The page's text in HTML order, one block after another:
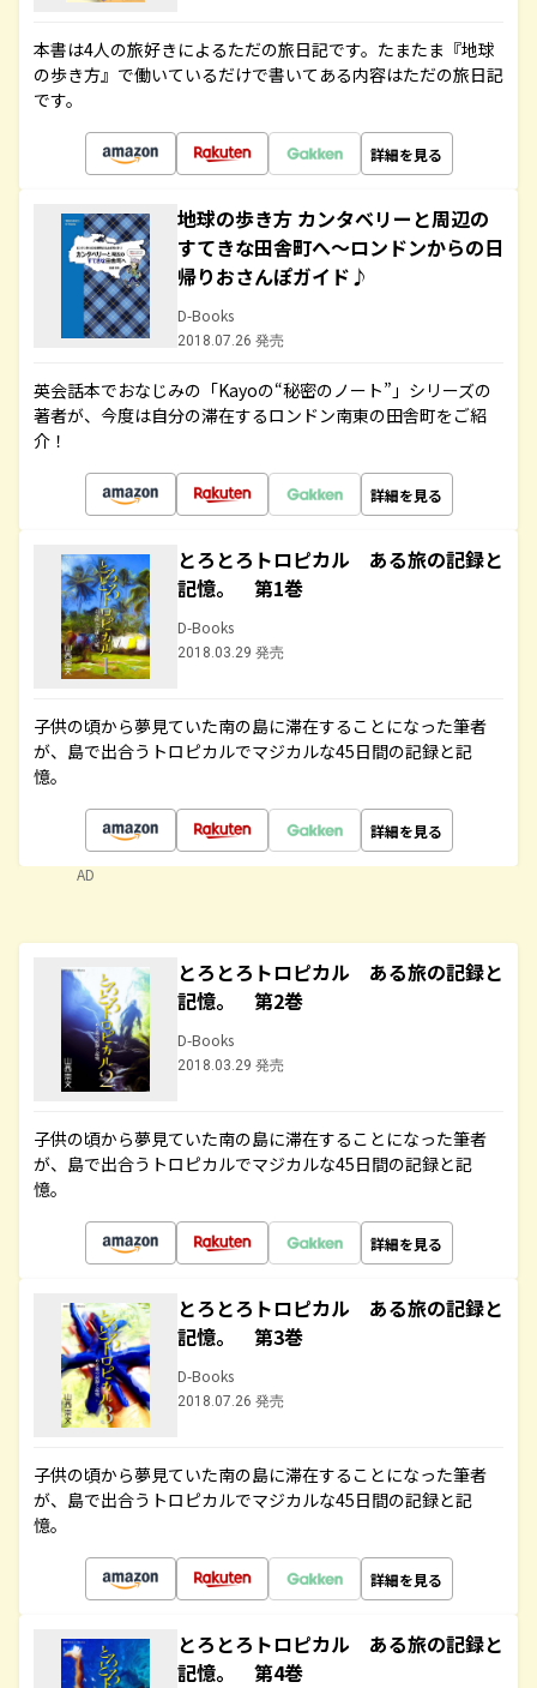
本書は4人の旅好きによるただの旅日記です。たまたま『地球
の歩き方』で働いているだけで書いてある内容はただの旅日記
です。
詳細を見る
地球の歩き方 カンタベリーと周辺の
すてきな田舎町へ～ロンドンからの日
帰りおさんぽガイド♪
D-Books
2018.07.26 発売
英会話本でおなじみの「Kayoの“秘密のノート”」シリーズの
著者が、今度は自分の滞在するロンドン南東の田舎町をご紹
介！
詳細を見る
とろとろトロピカル ある旅の記録と
記憶。 第1巻
D-Books
2018.03.29 発売
子供の頃から夢見ていた南の島に滞在することになった筆者
が、島で出合うトロピカルでマジカルな45日間の記録と記
憶。
詳細を見る
AD
とろとろトロピカル ある旅の記録と
記憶。 第2巻
D-Books
2018.03.29 発売
子供の頃から夢見ていた南の島に滞在することになった筆者
が、島で出合うトロピカルでマジカルな45日間の記録と記
憶。
詳細を見る
とろとろトロピカル ある旅の記録と
記憶。 第3巻
D-Books
2018.07.26 発売
子供の頃から夢見ていた南の島に滞在することになった筆者
が、島で出合うトロピカルでマジカルな45日間の記録と記
憶。
詳細を見る
とろとろトロピカル ある旅の記録と
記憶。 第4巻